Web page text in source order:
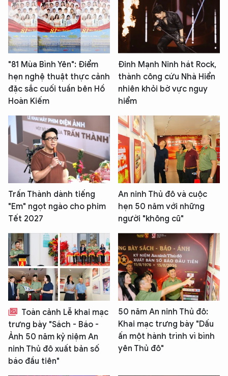
"81 Mùa Bình Yên": Điểm
hẹn nghệ thuật thực cảnh
đặc sắc cuối tuần bên Hồ
Hoàn Kiếm
Đinh Mạnh Ninh hát Rock,
thành công cứu Nhà Hiển
nhiên khỏi bờ vực nguy
hiểm
Trấn Thành dành tiếng
"Em" ngọt ngào cho phim
Tết 2027
An ninh Thủ đô và cuộc
hẹn 50 năm với những
người "không cũ"
Toàn cảnh Lễ khai mạc
trưng bày "Sách - Báo -
Ảnh 50 năm kỷ niệm An
ninh Thủ đô xuất bản số
báo đầu tiên"
50 năm An ninh Thủ đô:
Khai mạc trưng bày "Dấu
ấn một hành trình vì bình
yên Thủ đô"